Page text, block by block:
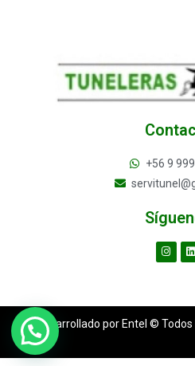
+56 9
Desarrollado por Entel © Todos